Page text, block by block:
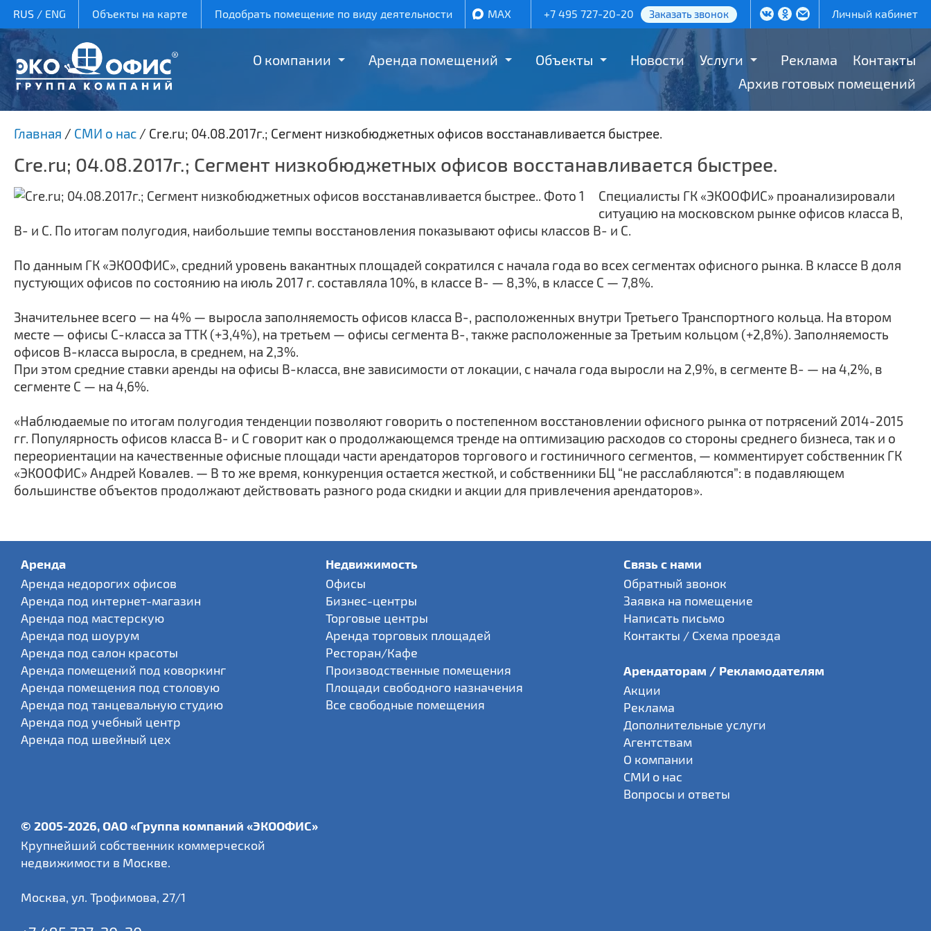
RUS/ ENG Объекты на карте Подобрать помещение по виду деятельности MAX +7 495 727-20-20 Заказать звонок Личный кабинет
О компании Аренда помещений Объекты Новости Услуги Реклама
Контакты
Архив готовых помещений
Главная / СМИ о нас / Cre.ru; 04.08.2017г.; Сегмент низкобюджетных офисов восстанавливается быстрее.
Cre.ru; 04.08.2017г.; Сегмент низкобюджетных офисов восстанавливается быстрее.
Специалисты ГК «ЭКООФИС» проанализировали
ситуацию на московском рынке офисов класса В,
В- и С. По итогам полугодия, наибольшие темпы восстановления показывают офисы классов В- и С.
По данным ГК «ЭКООФИС», средний уровень вакантных площадей сократился с начала года во всех сегментах офисного рынка. В классе В доля
пустующих офисов по состоянию на июль 2017 г. составляла 10%, в классе В- — 8,3%, в классе С — 7,8%.
Значительнее всего — на 4% — выросла заполняемость офисов класса В-, расположенных внутри Третьего Транспортного кольца. На втором
месте — офисы С-класса за ТТК (+3,4%), на третьем — офисы сегмента В-, также расположенные за Третьим кольцом (+2,8%). Заполняемость
офисов В-класса выросла, в среднем, на 2,3%.
При этом средние ставки аренды на офисы В-класса, вне зависимости от локации, с начала года выросли на 2,9%, в сегменте В- — на 4,2%, в
сегменте С — на 4,6%.
«Наблюдаемые по итогам полугодия тенденции позволяют говорить о постепенном восстановлении офисного рынка от потрясений 2014-2015
гг. Популярность офисов класса В- и С говорит как о продолжающемся тренде на оптимизацию расходов со стороны среднего бизнеса, так и о
переориентации на качественные офисные площади части арендаторов торгового и гостиничного сегментов, — комментирует собственник ГК
«ЭКООФИС» Андрей Ковалев. — В то же время, конкуренция остается жесткой, и собственники БЦ “не расслабляются”: в подавляющем
большинстве объектов продолжают действовать разного рода скидки и акции для привлечения арендаторов».
Аренда
Аренда недорогих офисов
Аренда под интернет-магазин
Аренда под мастерскую
Аренда под шоурум
Аренда под салон красоты
Аренда помещений под коворкинг
Аренда помещения под столовую
Аренда под танцевальную студию
Аренда под учебный центр
Аренда под швейный цех
Недвижимость
Офисы
Бизнес-центры
Торговые центры
Аренда торговых площадей
Ресторан/Кафе
Производственные помещения
Площади свободного назначения
Все свободные помещения
Связь с нами
Обратный звонок
Заявка на помещение
Написать письмо
Контакты / Схема проезда
Арендаторам / Рекламодателям
Акции
Реклама
Дополнительные услуги
Агентствам
О компании
СМИ о нас
Вопросы и ответы
© 2005-2026, ОАО «Группа компаний «ЭКООФИС»
Крупнейший собственник коммерческой
недвижимости в Москве.
Москва, ул. Трофимова, 27/1